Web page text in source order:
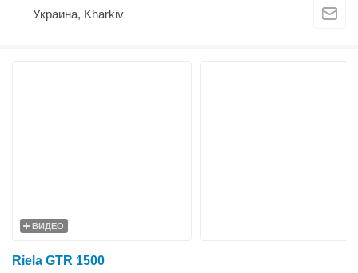
Украина, Kharkiv
ВИДЕО
Riela GTR 1500